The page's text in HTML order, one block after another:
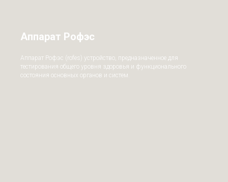
Аппарат Рофэс
Аппарат Рофэс (rofes) устройство, предназначенное для
тестирования общего уровня здоровья и функционального
состояния основных органов и систем.